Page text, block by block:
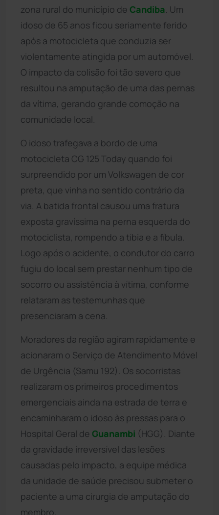
zona rural do município de Candiba . Um
idoso de 65 anos ficou seriamente ferido
após a motocicleta que conduzia ser
violentamente atingida por um automóvel.
O impacto da colisão foi tão severo que
resultou na amputação de uma das pernas
da vítima, gerando grande comoção na
comunidade local.
O idoso trafegava a bordo de uma
motocicleta CG 125 Today quando foi
surpreendido por um Volkswagen de cor
preta, que vinha no sentido contrário da
via. A batida frontal causou uma fratura
exposta gravíssima na perna esquerda do
motociclista, rompendo a tíbia e a fíbula.
Logo após o acidente, o condutor do carro
fugiu do local sem prestar nenhum tipo de
socorro ou assistência à vítima, conforme
relataram as testemunhas que
presenciaram a cena.
Moradores da região agiram rapidamente e
acionaram o Serviço de Atendimento Móvel
de Urgência (Samu 192). Os socorristas
realizaram os primeiros procedimentos
emergenciais ainda na estrada de terra e
encaminharam o idoso às pressas para o
Hospital Geral de Guanambi (HGG). Diante
da gravidade irreversível das lesões
causadas pelo impacto, a equipe médica
da unidade de saúde precisou submeter o
paciente a uma cirurgia de amputação do
membro.